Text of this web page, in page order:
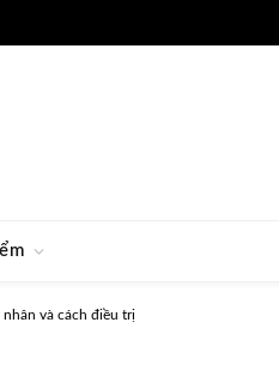
và cách điều trị